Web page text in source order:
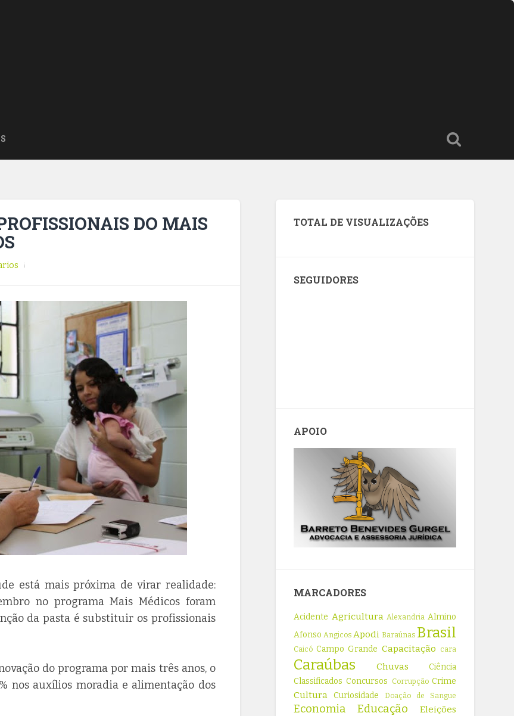
DO MAIS
está mais próxima de virar realidade:
no programa Mais Médicos foram
da pasta é substituir os profissionais
do programa por mais três anos, o
nos auxílios moradia e alimentação dos
TOTAL DE VISUALIZAÇÕES
SEGUIDORES
APOIO
MARCADORES
Acidente Agricultura Alexandria Almino
Afonso Angicos Apodi Baraúnas Brasil
Caicó Campo Grande Capacitação cara
Caraúbas Chuvas
Ciência
Classificados Concursos Corrupção Crime
Cultura Curiosidade Doação de Sangue
Economia Educação Eleições